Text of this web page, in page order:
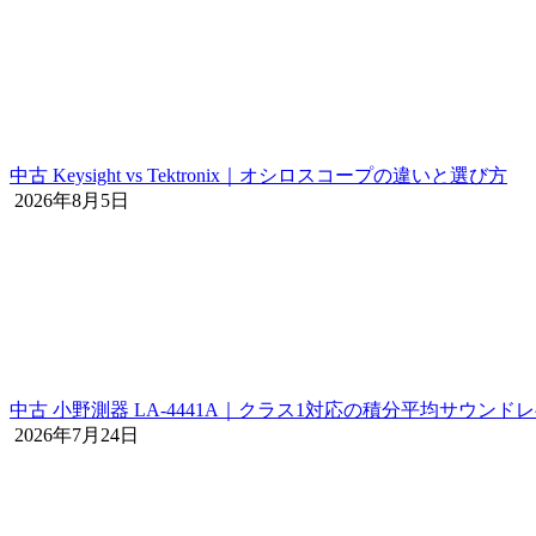
中古 Keysight vs Tektronix｜オシロスコープの違いと選び方
2026年8月5日
中古 小野測器 LA-4441A｜クラス1対応の積分平均サウンド
2026年7月24日